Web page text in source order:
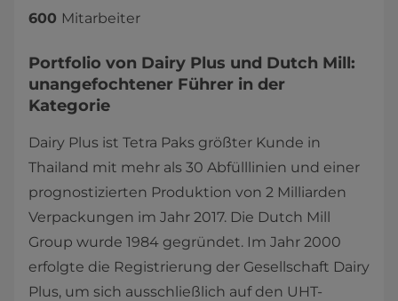
600 Mitarbeiter
Portfolio von Dairy Plus und Dutch Mill:
unangefochtener Führer in der
Kategorie
Dairy Plus ist Tetra Paks größter Kunde in
Thailand mit mehr als 30 Abfülllinien und einer
prognostizierten Produktion von 2 Milliarden
Verpackungen im Jahr 2017. Die Dutch Mill
Group wurde 1984 gegründet. Im Jahr 2000
erfolgte die Registrierung der Gesellschaft Dairy
Plus, um sich ausschließlich auf den UHT-